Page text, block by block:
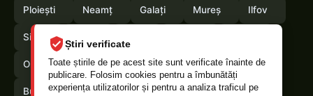
Știri verificate
Toate știrile de pe acest site sunt verificate înainte de
publicare. Folosim cookies pentru a îmbunătăți
experiența utilizatorilor și pentru a analiza traficul pe
Ploiești Neamț Galați Mureș Ilfov
Sibiu
Olt Arges Vrancea Satumare
Buzau Braila Calarasi Caras-Severin